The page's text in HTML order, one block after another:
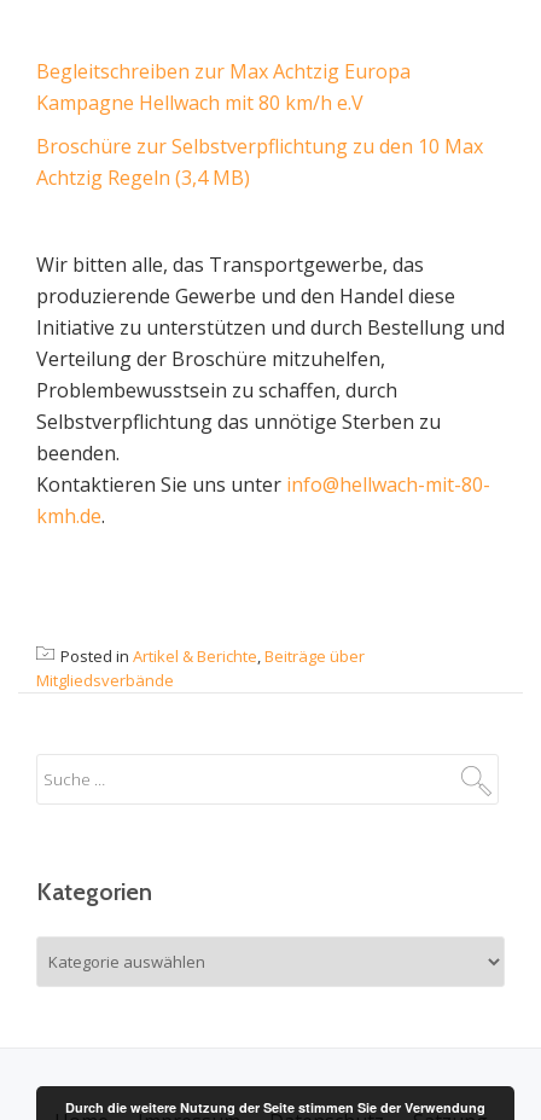
Begleitschreiben zur Max Achtzig Europa
Kampagne Hellwach mit 80 km/h e.V
Broschüre zur Selbstverpflichtung zu den 10 Max
Achtzig Regeln (3,4 MB)
Wir bitten alle, das Transportgewerbe, das
produzierende Gewerbe und den Handel diese
Initiative zu unterstützen und durch Bestellung und
Verteilung der Broschüre mitzuhelfen,
Problembewusstsein zu schaffen, durch
Selbstverpflichtung das unnötige Sterben zu
beenden.
Kontaktieren Sie uns unter info@hellwach-mit-80-
kmh.de.
Posted in Artikel & Berichte,Beiträge über
Mitgliedsverbände
Kategorien
Durch die weitere Nutzung der Seite stimmen Sie der Verwendung